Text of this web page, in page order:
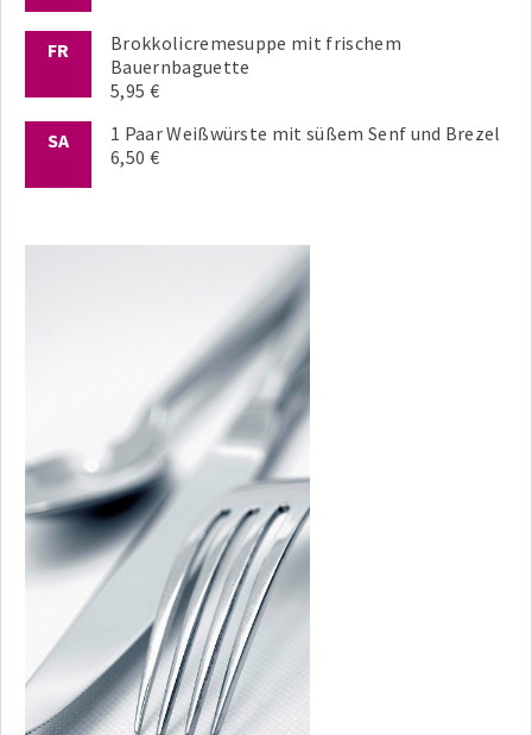
FR
Brokkolicremesuppe mit frischem
Bauernbaguette
5,95 €
SA
1 Paar Weißwürste mit süßem Senf und Brezel
6,50 €